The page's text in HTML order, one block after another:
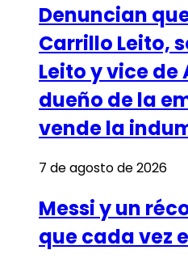
Denuncian
Carrillo Leito,
Leito y vice de
dueño de la
vende la
7 de agosto de 2026
Messi y un
que cada vez